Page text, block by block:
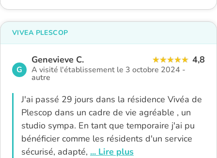
G
Genevieve C. 4,8
A visité l'établissement le 3 octobre 2024 -
autre
J'ai passé 29 jours dans la résidence Vivéa de
Plescop dans un cadre de vie agréable , un
studio sympa. En tant que temporaire j'ai pu
bénéficier comme les résidents d'un service
sécurisé, adapté, ... Lire plus
VIVEA PLESCOP